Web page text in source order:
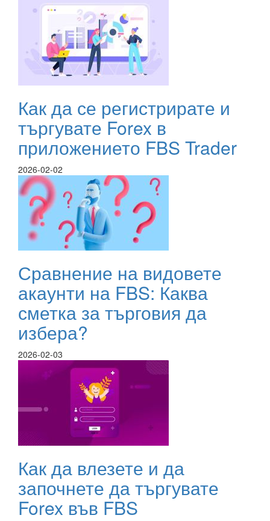
Как да се регистрирате и
търгувате Forex в
приложението FBS Trader
2026-02-02
Сравнение на видовете
акаунти на FBS: Каква
сметка за търговия да
избера?
2026-02-03
Как да влезете и да
започнете да търгувате
Forex във FBS